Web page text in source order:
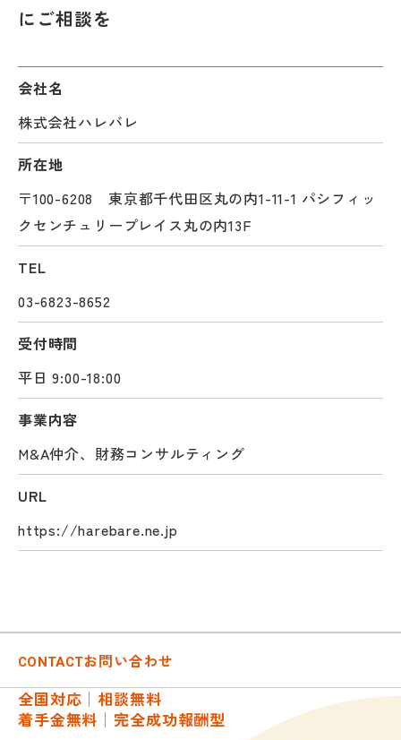
にご相談を
会社名
株式会社ハレバレ
所在地
〒100-6208 東京都千代田区丸の内1-11-1 パシフィッ
クセンチュリープレイス丸の内13F
TEL
03-6823-8652
受付時間
平日 9:00-18:00
事業内容
M&A仲介、財務コンサルティング
URL
https://harebare.ne.jp
CONTACTお問い合わせ
全国対応│相談無料
着手金無料│完全成功報酬型